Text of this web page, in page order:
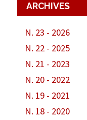
ARCHIVES
N. 23 - 2026
N. 22 - 2025
N. 21 - 2023
N. 20 - 2022
N. 19 - 2021
N. 18 - 2020